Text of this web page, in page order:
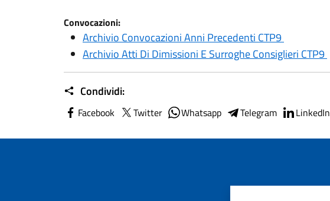
Convocazioni:
Archivio Convocazioni Anni Precedenti CTP9
Archivio Atti Di Dimissioni E Surroghe Consiglieri CTP9
Condividi:
Facebook Twitter Whatsapp Telegram LinkedIn